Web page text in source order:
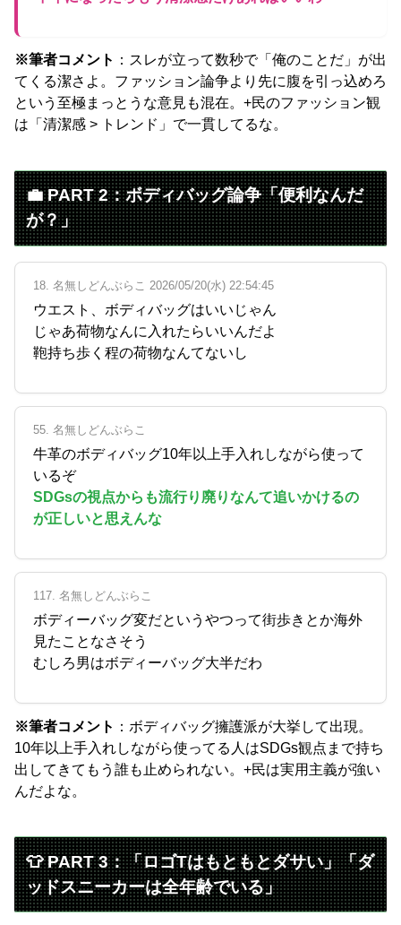
※筆者コメント ：スレが立って数秒で「俺のことだ」が出
てくる潔さよ。ファッション論争より先に腹を引っ込めろ
という至極まっとうな意見も混在。+民のファッション観
は「清潔感 > トレンド」で一貫してるな。
💼 PART 2：ボディバッグ論争「便利なんだ
が？」
18. 名無しどんぶらこ 2026/05/20(水) 22:54:45
ウエスト、ボディバッグはいいじゃん
じゃあ荷物なんに入れたらいいんだよ
鞄持ち歩く程の荷物なんてないし
55. 名無しどんぶらこ
牛革のボディバッグ10年以上手入れしながら使って
いるぞ
SDGsの視点からも流行り廃りなんて追いかけるの
が正しいと思えんな
117. 名無しどんぶらこ
ボディーバッグ変だというやつって街歩きとか海外
見たことなさそう
むしろ男はボディーバッグ大半だわ
※筆者コメント ：ボディバッグ擁護派が大挙して出現。
10年以上手入れしながら使ってる人はSDGs観点まで持ち
出してきてもう誰も止められない。+民は実用主義が強い
んだよな。
👕 PART 3：「ロゴTはもともとダサい」「ダ
ッドスニーカーは全年齢でいる」